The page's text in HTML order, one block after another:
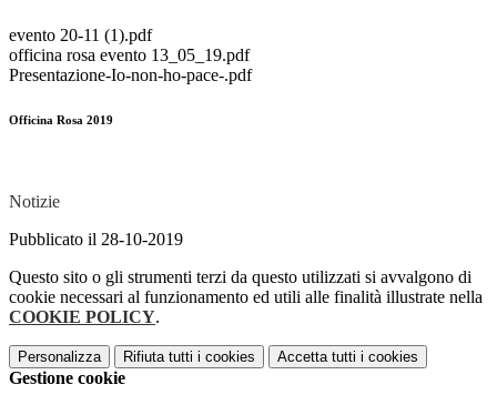
evento 20-11 (1).pdf
officina rosa evento 13_05_19.pdf
Presentazione-Io-non-ho-pace-.pdf
Officina Rosa 2019
Notizie
Pubblicato il 28-10-2019
Questo sito o gli strumenti terzi da questo utilizzati si avvalgono di
cookie necessari al funzionamento ed utili alle finalità illustrate nella
COOKIE POLICY.
Personalizza Rifiuta tutti i cookies Accetta tutti i cookies
Gestione cookie